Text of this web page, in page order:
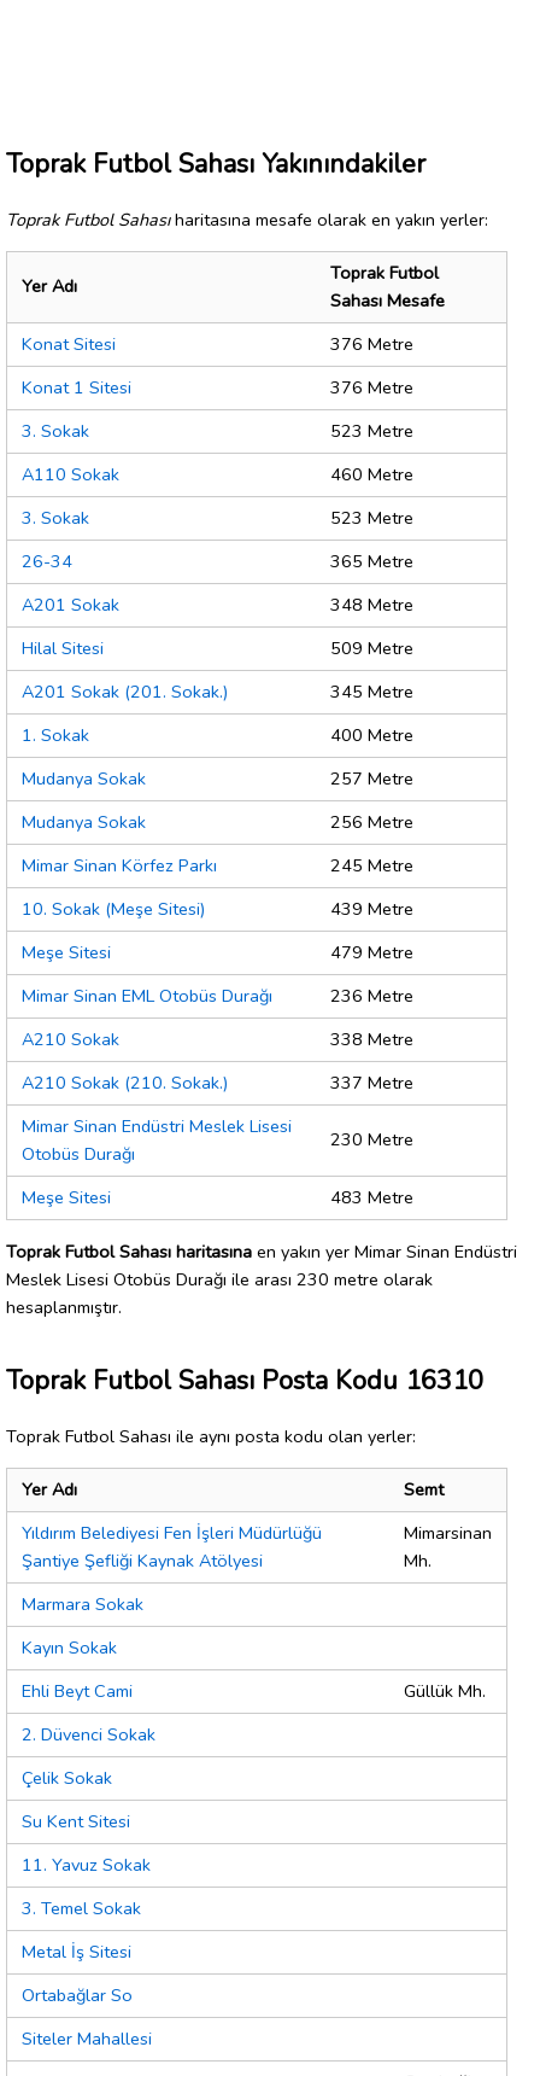
Toprak Futbol Sahası Yakınındakiler
Toprak Futbol Sahasıharitasına mesafe olarak en yakın yerler:
Yer Adı
Toprak Futbol
Sahası Mesafe
Konat Sitesi
376 Metre
Konat 1 Sitesi
376 Metre
3. Sokak
523 Metre
A110 Sokak
460 Metre
3. Sokak
523 Metre
26-34
365 Metre
A201 Sokak
348 Metre
Hilal Sitesi
509 Metre
A201 Sokak (201. Sokak.)
345 Metre
1. Sokak
400 Metre
Mudanya Sokak
257 Metre
Mudanya Sokak
256 Metre
Mimar Sinan Körfez Parkı
245 Metre
10. Sokak (Meşe Sitesi)
439 Metre
Meşe Sitesi
479 Metre
Mimar Sinan EML Otobüs Durağı
236 Metre
A210 Sokak
338 Metre
A210 Sokak (210. Sokak.)
337 Metre
Mimar Sinan Endüstri Meslek Lisesi
Otobüs Durağı
230 Metre
Meşe Sitesi 483 Metre
Toprak Futbol Sahası haritasına en yakın yer Mimar Sinan Endüstri
Meslek Lisesi Otobüs Durağı ile arası 230 metre olarak
hesaplanmıştır.
Toprak Futbol Sahası Posta Kodu 16310
Toprak Futbol Sahası ile aynı posta kodu olan yerler:
Yer Adı
Semt
Yıldırım Belediyesi Fen İşleri Müdürlüğü
Şantiye Şefliği Kaynak Atölyesi
Mimarsinan
Mh.
Marmara Sokak
Kayın Sokak
Ehli Beyt Cami
Güllük Mh.
2. Düvenci Sokak
Çelik Sokak
Su Kent Sitesi
11. Yavuz Sokak
3. Temel Sokak
Metal İş Sitesi
Ortabağlar So
Siteler Mahallesi